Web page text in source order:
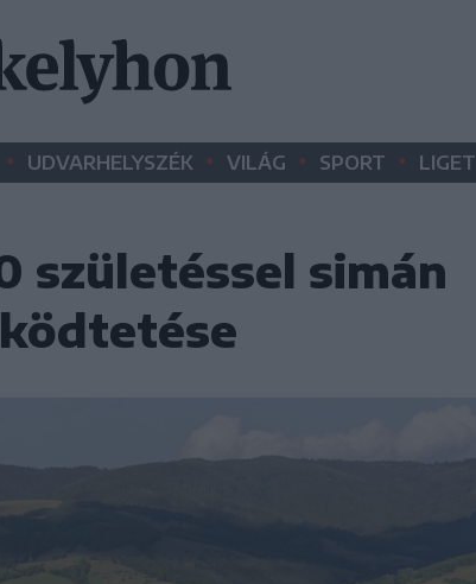
• UDVARHELYSZÉK • VILÁG • SPORT • LIGET
születéssel simán